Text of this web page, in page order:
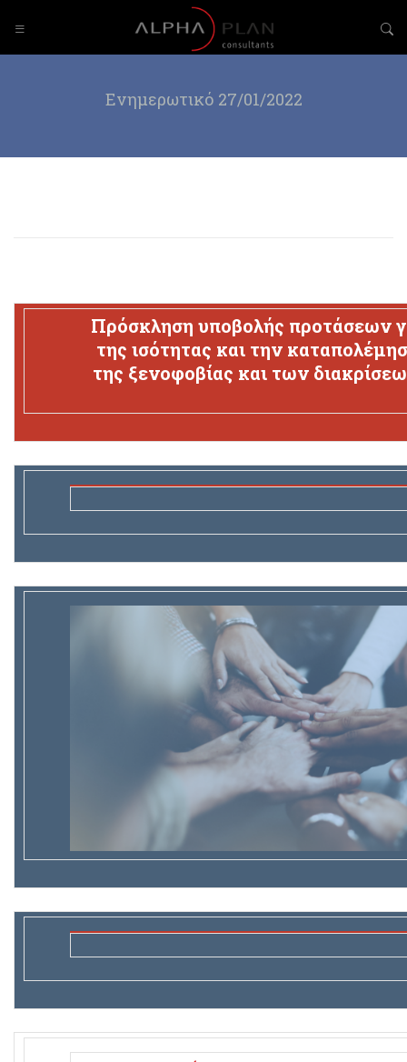
Ενημερωτικό 27/01/2022
Πρόσκληση υποβολής προτάσεων
της ισότητας και την
της ξενοφοβίας και των